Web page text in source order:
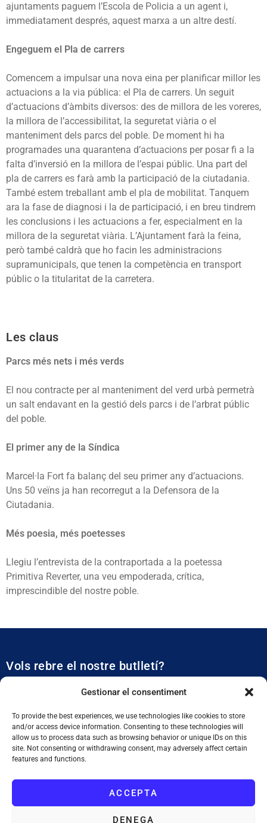
Gestionar el consentiment
To provide the best experiences, we use technologies like cookies to store
and/or access device information. Consenting to these technologies will
allow us to process data such as browsing behavior or unique IDs on this
site. Not consenting or withdrawing consent, may adversely affect certain
features and functions.
ACCEPTA
DENEGA
ajuntaments paguem l’Escola de Policia a un agent i,
immediatament després, aquest marxa a un altre destí.
Engeguem el Pla de carrers
Comencem a impulsar una nova eina per planificar millor les
actuacions a la via pública: el Pla de carrers. Un seguit
d’actuacions d’àmbits diversos: des de millora de les voreres,
la millora de l’accessibilitat, la seguretat viària o el
manteniment dels parcs del poble. De moment hi ha
programades una quarantena d’actuacions per posar fi a la
falta d’inversió en la millora de l’espai públic. Una part del
pla de carrers es farà amb la participació de la ciutadania.
També estem treballant amb el pla de mobilitat. Tanquem
ara la fase de diagnosi i la de participació, i en breu tindrem
les conclusions i les actuacions a fer, especialment en la
millora de la seguretat viària. L’Ajuntament farà la feina,
però també caldrà que ho facin les administracions
supramunicipals, que tenen la competència en transport
públic o la titularitat de la carretera.
Les claus
Parcs més nets i més verds
El nou contracte per al manteniment del verd urbà permetrà
un salt endavant en la gestió dels parcs i de l’arbrat públic
del poble.
El primer any de la Síndica
Marcel·la Fort fa balanç del seu primer any d’actuacions.
Uns 50 veïns ja han recorregut a la Defensora de la
Ciutadania.
Més poesia, més poetesses
Llegiu l’entrevista de la contraportada a la poetessa
Primitiva Reverter, una veu empoderada, crítica,
imprescindible del nostre poble.
Vols rebre el nostre butlletí?
He llegit i accepto laPolítica de Privacitat